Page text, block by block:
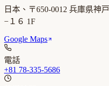
日本、〒650-0012 兵庫県神
−１６ 1F
Google Maps
電話
+81 78-335-5686